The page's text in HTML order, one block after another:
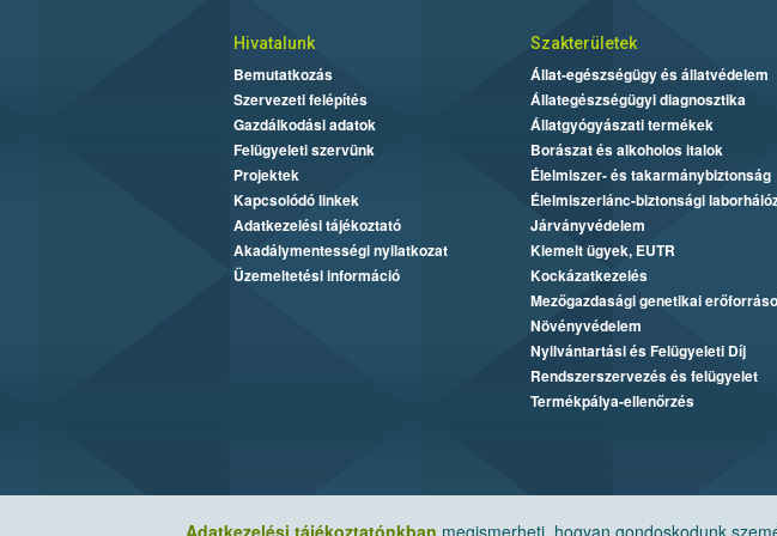
Adatkezelési tájékoztatónkban megismerheti, hogyan gondoskodunk
Hivatalunk
Bemutatkozás
Szervezeti felépítés
Gazdálkodási adatok
Felügyeleti szervünk
Projektek
Kapcsolódó linkek
Adatkezelési tájékoztató
Akadálymentességi nyilatkozat
Üzemeltetési információ
Szakterületek
Állat-egészségügy és állatvédelem
Állategészségügyi diagnosztika
Állatgyógyászati termékek
Borászat és alkoholos italok
Élelmiszer- és takarmánybiztonság
Élelmiszerlánc-biztonsági
Járványvédelem
Kiemelt ügyek, EUTR
Kockázatkezelés
Mezőgazdasági genetikai
Növényvédelem
Nyilvántartási és Felügyeleti Díj
Rendszerszervezés és felügyelet
Termékpálya-ellenőrzés